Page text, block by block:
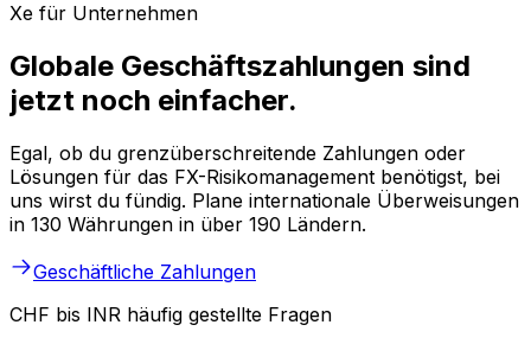
Xe für Unternehmen
Globale Geschäftszahlungen sind
jetzt noch einfacher.
Egal, ob du grenzüberschreitende Zahlungen oder
Lösungen für das FX-Risikomanagement benötigst, bei
uns wirst du fündig. Plane internationale Überweisungen
in 130 Währungen in über 190 Ländern.
Geschäftliche Zahlungen
CHF bis INR häufig gestellte Fragen